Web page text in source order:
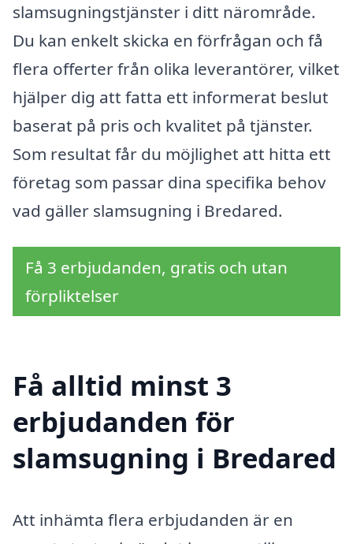
slamsugningstjänster i ditt närområde.
Du kan enkelt skicka en förfrågan och få
flera offerter från olika leverantörer, vilket
hjälper dig att fatta ett informerat beslut
baserat på pris och kvalitet på tjänster.
Som resultat får du möjlighet att hitta ett
företag som passar dina specifika behov
vad gäller slamsugning i Bredared.
Få 3 erbjudanden, gratis och utan
förpliktelser
Få alltid minst 3
erbjudanden för
slamsugning i Bredared
Att inhämta flera erbjudanden är en